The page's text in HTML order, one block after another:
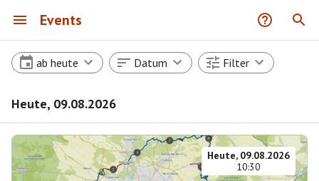
Events
ab heute Datum Filter
Heute, 09.08.2026
Heute, 09.08.2026
10:30